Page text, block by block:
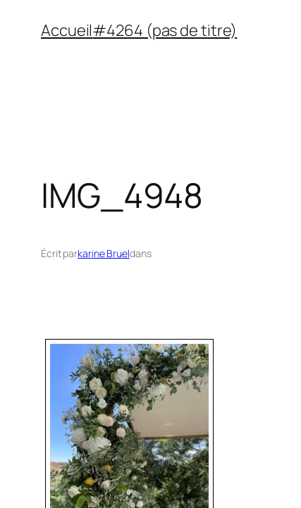
Accueil#4264 (pas de titre)
IMG_4948
Écrit parkarine Brueldans